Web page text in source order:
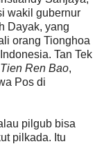
wakil gubernur
Dayak, yang
orang Tionghoa
Tan Tek
Ren Bao,
Pos di
pilgub bisa
pilkada. Itu